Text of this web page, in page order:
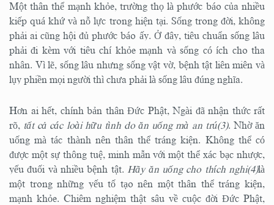
Một thân thể mạnh khỏe, trường thọ là phước báo của nhiều
kiếp quá khứ và nỗ lực trong hiện tại. Sống trong đời, không
phải ai cũng hội đủ phước báo ấy. Ở đây, tiêu chuẩn sống lâu
phải đi kèm với tiêu chí khỏe mạnh và sống có ích cho tha
nhân. Vì lẽ, sống lâu nhưng sống vật vờ, bệnh tật liên miên và
lụy phiền mọi người thì chưa phải là sống lâu đúng nghĩa.
Hơn ai hết, chính bản thân Đức Phật, Ngài đã nhận thức rất
rõ, tất cả các loài hữu tình do ăn uống mà an trú(3). Nhờ ăn
uống mà tác thành nên thân thể tráng kiện. Không thể có
được một sự thông tuệ, minh mẫn với một thể xác bạc nhược,
yếu đuối và nhiều bệnh tật. Hãy ăn uống cho thích nghi(4)là
một trong những yếu tố tạo nên một thân thể tráng kiện,
mạnh khỏe. Chiêm nghiệm thật sâu về cuộc đời Đức Phật,